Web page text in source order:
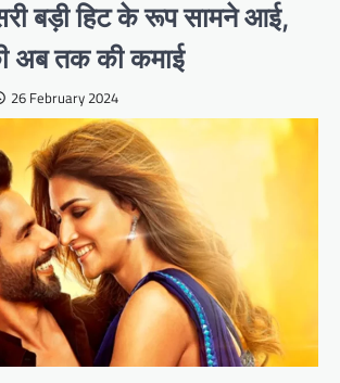
बड़ी हिट के रूप सामने आई,
अब तक की कमाई
26 February 2024